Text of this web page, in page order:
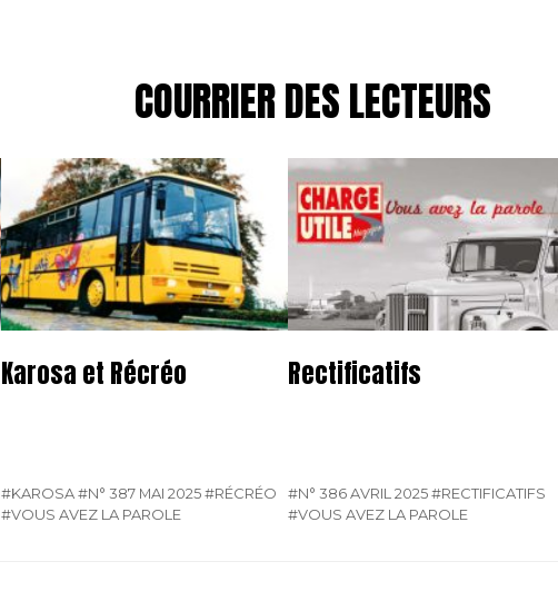
COURRIER DES LECTEURS
Karosa et Récréo
#KAROSA #N° 387 MAI 2025 #RÉCRÉO
#VOUS AVEZ LA PAROLE
Rectificatifs
#N° 386 AVRIL 2025 #RECTIFICATIFS
#VOUS AVEZ LA PAROLE